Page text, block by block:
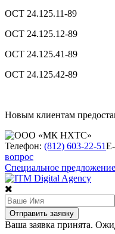
ОСТ 24.125.11-89
ОСТ 24.125.12-89
ОСТ 24.125.41-89
ОСТ 24.125.42-89
Новым клиентам
Телефон: (812) 603-22-51
вопрос
Специальное предложение
Ваша заявка принята.